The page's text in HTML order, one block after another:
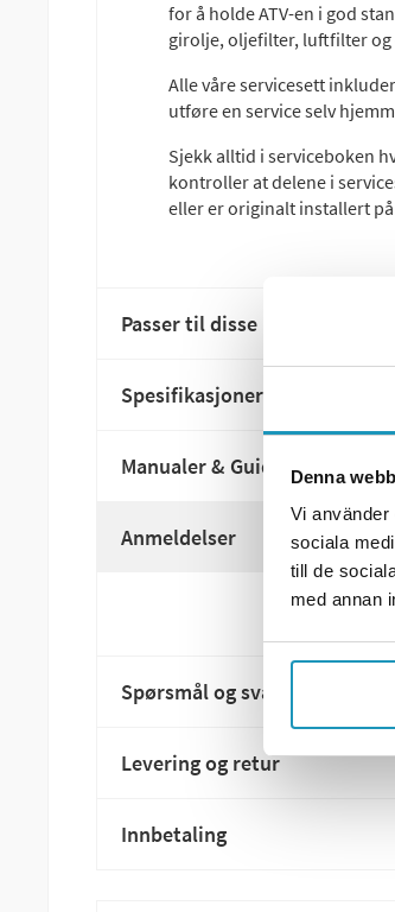
Denna
Vi använder
sociala
till de
med annan
for å holde ATV-en i god
girolje, oljefilter, luftfilter og
Alle våre servicesett
utføre en service selv
Sjekk alltid i serviceboken
kontroller at delene i
eller er originalt installert
Passer til disse modellene
Spesifikasjoner
Manualer & Guider
Anmeldelser
Spørsmål og svar
Levering og retur
Innbetaling